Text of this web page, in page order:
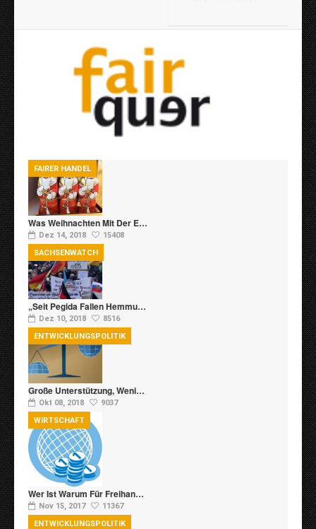
Was Weihnachten Mit Der E…
Dez 14, 2018 15408
FAIRER HANDEL
„Seit Pegida Fallen Hemmu…
Dez 10, 2018 8516
SACHSENWATCH
Große Unterstützung, Weni…
Okt 08, 2018 9037
ENTWICKLUNGSPOLITIK
Wer Ist Warum Für Freihan…
Nov 15, 2017 11367
WIRTSCHAFT
ENTWICKLUNGSPOLITIK